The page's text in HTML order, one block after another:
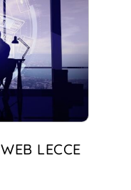
LECCE